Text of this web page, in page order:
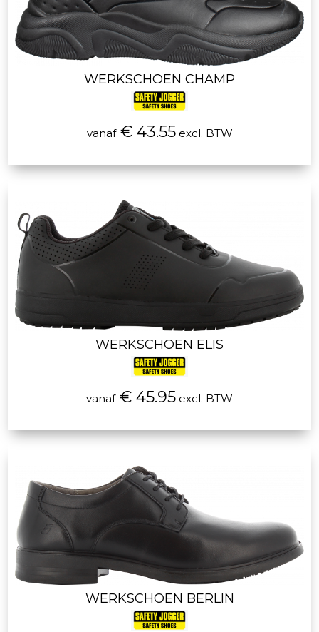
WERKSCHOEN CHAMP
vanaf€ 43.55excl. BTW
WERKSCHOEN ELIS
vanaf€ 45.95 excl. BTW
WERKSCHOEN BERLIN